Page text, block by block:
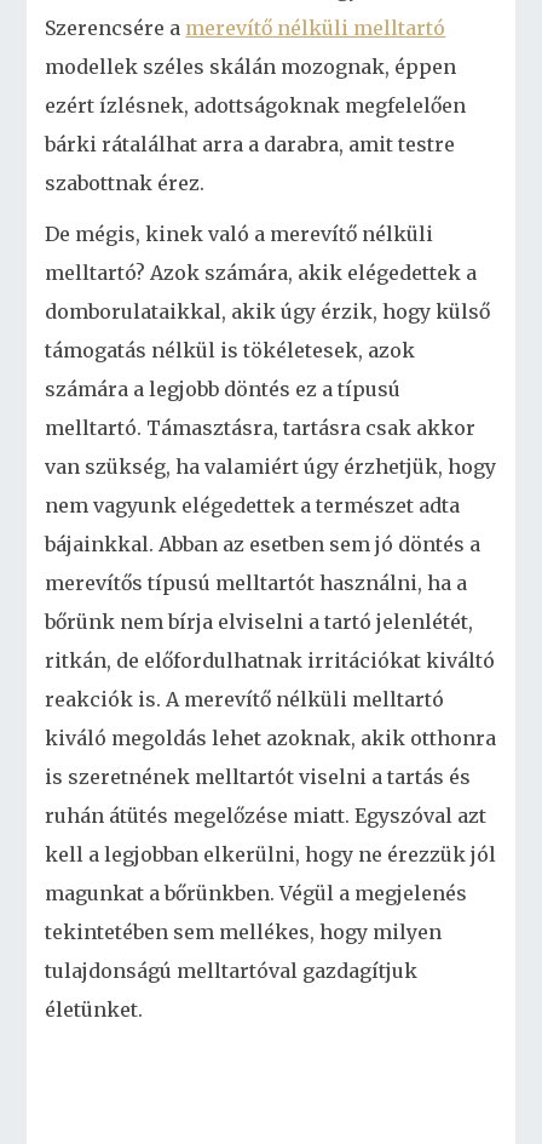
Szerencsére a merevítő nélküli melltartó
modellek széles skálán mozognak, éppen
ezért ízlésnek, adottságoknak megfelelően
bárki rátalálhat arra a darabra, amit testre
szabottnak érez.
De mégis, kinek való a merevítő nélküli
melltartó? Azok számára, akik elégedettek a
domborulataikkal, akik úgy érzik, hogy külső
támogatás nélkül is tökéletesek, azok
számára a legjobb döntés ez a típusú
melltartó. Támasztásra, tartásra csak akkor
van szükség, ha valamiért úgy érzhetjük, hogy
nem vagyunk elégedettek a természet adta
bájainkkal. Abban az esetben sem jó döntés a
merevítős típusú melltartót használni, ha a
bőrünk nem bírja elviselni a tartó jelenlétét,
ritkán, de előfordulhatnak irritációkat kiváltó
reakciók is. A merevítő nélküli melltartó
kiváló megoldás lehet azoknak, akik otthonra
is szeretnének melltartót viselni a tartás és
ruhán átütés megelőzése miatt. Egyszóval azt
kell a legjobban elkerülni, hogy ne érezzük jól
magunkat a bőrünkben. Végül a megjelenés
tekintetében sem mellékes, hogy milyen
tulajdonságú melltartóval gazdagítjuk
életünket.